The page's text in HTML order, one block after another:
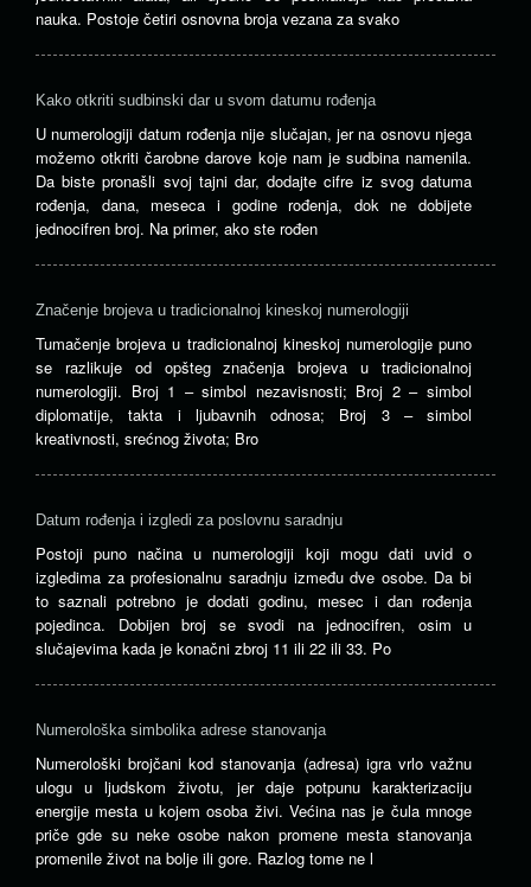
nauka. Postoje četiri osnovna broja vezana za svako
Kako otkriti sudbinski dar u svom datumu rođenja
U numerologiji datum rođenja nije slučajan, jer na osnovu njega
možemo otkriti čarobne darove koje nam je sudbina namenila.
Da biste pronašli svoj tajni dar, dodajte cifre iz svog datuma
rođenja, dana, meseca i godine rođenja, dok ne dobijete
jednocifren broj. Na primer, ako ste rođen
Značenje brojeva u tradicionalnoj kineskoj numerologiji
Tumačenje brojeva u tradicionalnoj kineskoj numerologije puno
se razlikuje od opšteg značenja brojeva u tradicionalnoj
numerologiji. Broj 1 – simbol nezavisnosti; Broj 2 – simbol
diplomatije, takta i ljubavnih odnosa; Broj 3 – simbol
kreativnosti, srećnog života; Bro
Datum rođenja i izgledi za poslovnu saradnju
Postoji puno načina u numerologiji koji mogu dati uvid o
izgledima za profesionalnu saradnju između dve osobe. Da bi
to saznali potrebno je dodati godinu, mesec i dan rođenja
pojedinca. Dobijen broj se svodi na jednocifren, osim u
slučajevima kada je konačni zbroj 11 ili 22 ili 33. Po
Numerološka simbolika adrese stanovanja
Numerološki brojčani kod stanovanja (adresa) igra vrlo važnu
ulogu u ljudskom životu, jer daje potpunu karakterizaciju
energije mesta u kojem osoba živi. Većina nas je čula mnoge
priče gde su neke osobe nakon promene mesta stanovanja
promenile život na bolje ili gore. Razlog tome ne l